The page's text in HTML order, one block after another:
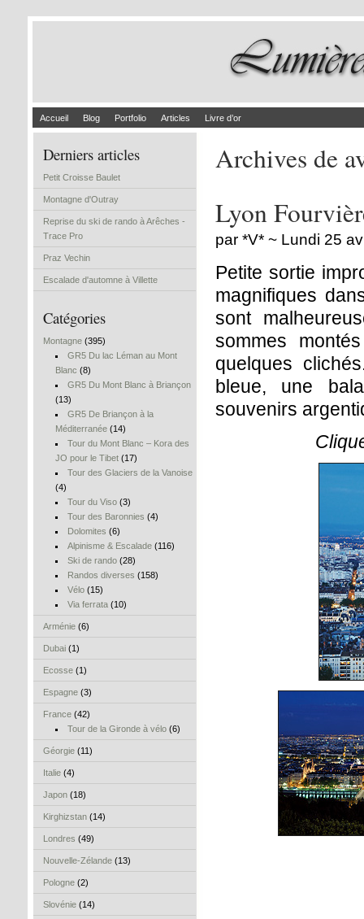
Accueil Blog Portfolio Articles Livre d’or
Derniers articles
Petit Croisse Baulet
Montagne d'Outray
Reprise du ski de rando à Arêches -
Trace Pro
Praz Vechin
Escalade d'automne à Villette
Catégories
Montagne (395)
GR5 Du lac Léman au Mont
Blanc (8)
GR5 Du Mont Blanc à Briançon
(13)
GR5 De Briançon à la
Méditerranée (14)
Tour du Mont Blanc – Kora des
JO pour le Tibet (17)
Tour des Glaciers de la Vanoise
(4)
Tour du Viso(3)
Tour des Baronnies (4)
Dolomites (6)
Alpinisme & Escalade(116)
Ski de rando(28)
Randos diverses (158)
Vélo(15)
Via ferrata(10)
Arménie (6)
Dubai (1)
Ecosse (1)
Espagne (3)
France (42)
Tour de la Gironde à vélo(6)
Géorgie (11)
Italie (4)
Japon (18)
Kirghizstan (14)
Londres (49)
Nouvelle-Zélande (13)
Pologne (2)
Slovénie (14)
Archives de
Lyon
par *V* ~ Lundi 25
Petite sortie
magnifiques
sont
sommes
quelques
bleue, une
souvenirs